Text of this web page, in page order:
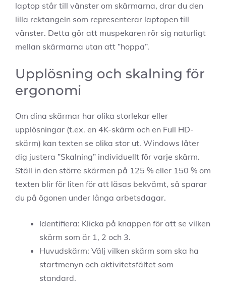
laptop står till vänster om skärmarna, drar du den
lilla rektangeln som representerar laptopen till
vänster. Detta gör att muspekaren rör sig naturligt
mellan skärmarna utan att ”hoppa”.
Upplösning och skalning för
ergonomi
Om dina skärmar har olika storlekar eller
upplösningar (t.ex. en 4K-skärm och en Full HD-
skärm) kan texten se olika stor ut. Windows låter
dig justera ”Skalning” individuellt för varje skärm.
Ställ in den större skärmen på 125 % eller 150 % om
texten blir för liten för att läsas bekvämt, så sparar
du på ögonen under långa arbetsdagar.
Identifiera: Klicka på knappen för att se vilken
skärm som är 1, 2 och 3.
Huvudskärm: Välj vilken skärm som ska ha
startmenyn och aktivitetsfältet som
standard.